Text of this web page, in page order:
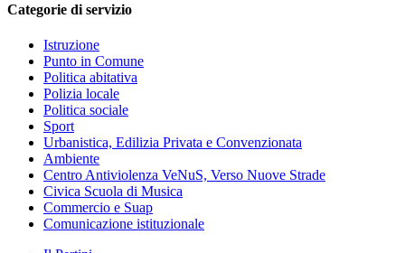
Categorie di servizio
Istruzione
Punto in Comune
Politica abitativa
Polizia locale
Politica sociale
Sport
Urbanistica, Edilizia Privata e Convenzionata
Ambiente
Centro Antiviolenza VeNuS, Verso Nuove Strade
Civica Scuola di Musica
Commercio e Suap
Comunicazione istituzionale